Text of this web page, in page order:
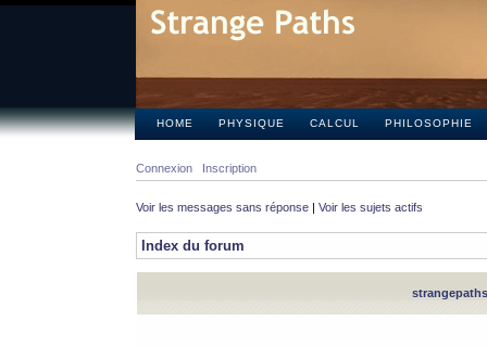
HOME PHYSIQUE CALCUL PHILOSOPHIE
Connexion Inscription
Voir les messages sans réponse | Voir les sujets actifs
Index du forum